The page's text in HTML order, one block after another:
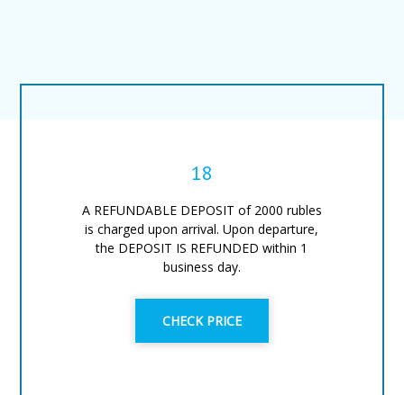
18
A REFUNDABLE DEPOSIT of 2000 rubles
is charged upon arrival. Upon departure,
the DEPOSIT IS REFUNDED within 1
business day.
CHECK PRICE